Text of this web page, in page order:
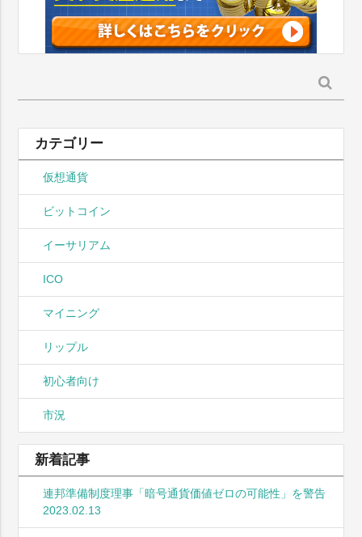
索:
カテゴリー
仮想通貨
ビットコイン
イーサリアム
ICO
マイニング
リップル
初心者向け
市況
新着記事
連邦準備制度理事「暗号通貨価値ゼロの可能性」を警告
2023.02.13